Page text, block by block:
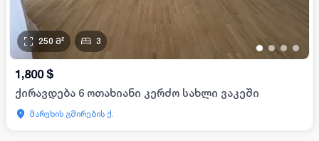
• •• •
250 მ² 3
1,800 $
ქირავდება 6 ოთახიანი კერძო სახლი ვაკეში
მარუხის გმირების ქ.